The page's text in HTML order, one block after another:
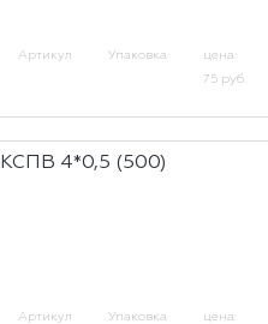
Артикул Упаковка
цена:
75 руб.
КСПВ 4*0,5 (500)
Артикул Упаковка
цена: